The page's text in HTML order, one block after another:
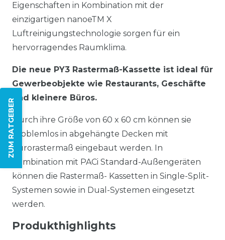
ZUM RATGEBER
Eigenschaften in Kombination mit der
einzigartigen nanoeTM X
Luftreinigungstechnologie sorgen für ein
hervorragendes Raumklima.
Die neue PY3 Rastermaß-Kassette ist ideal für
Gewerbeobjekte wie Restaurants, Geschäfte
und kleinere Büros.
Durch ihre Größe von 60 x 60 cm können sie
problemlos in abgehängte Decken mit
Eurorastermaß eingebaut werden. In
Kombination mit PACi Standard-Außengeräten
können die Rastermaß- Kassetten in Single-Split-
Systemen sowie in Dual-Systemen eingesetzt
werden.
Produkthighlights